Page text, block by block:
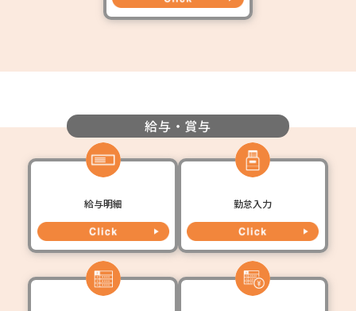
給与・賞与
給与明細 勤怠入力